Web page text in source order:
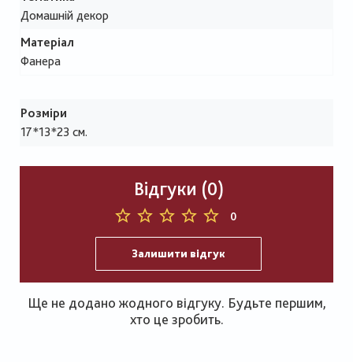
Домашній декор
Матеріал
Фанера
Розміри
17*13*23 см.
Відгуки (0)
0
Залишити відгук
Ще не додано жодного відгуку. Будьте першим,
хто це зробить.